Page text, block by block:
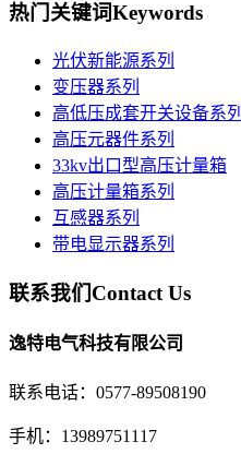
热门关键词Keywords
光伏新能源系列
变压器系列
高低压成套开关设备系列
高压元器件系列
33kv出口型高压计量箱
高压计量箱系列
互感器系列
带电显示器系列
联系我们Contact Us
逸特电气科技有限公司
联系电话：0577-89508190
手机：13989751117